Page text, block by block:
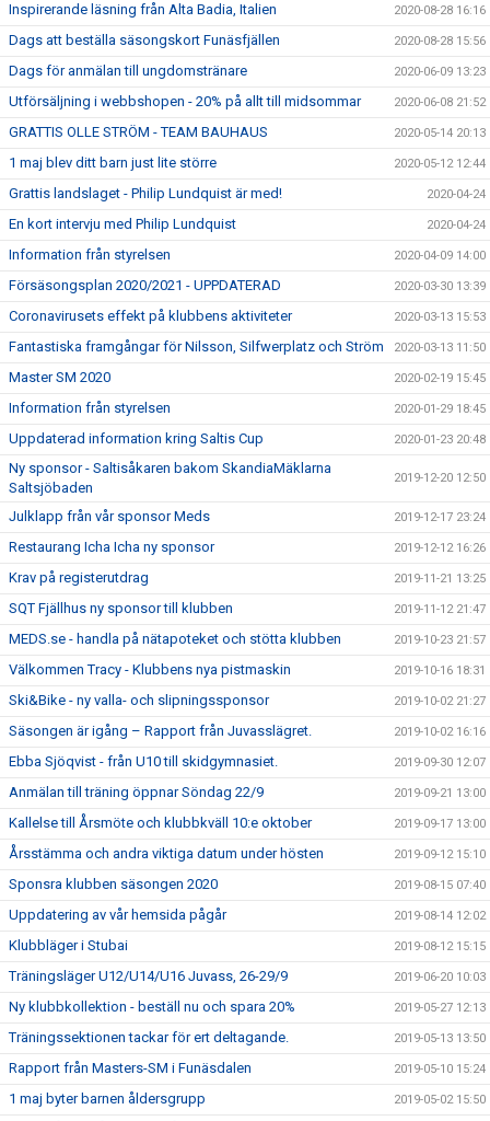
Inspirerande läsning från Alta Badia, Italien 2020-08-28 16:16
Dags att beställa säsongskort Funäsfjällen 2020-08-28 15:56
Dags för anmälan till ungdomstränare 2020-06-09 13:23
Utförsäljning i webbshopen - 20% på allt till midsommar 2020-06-08 21:52
GRATTIS OLLE STRÖM - TEAM BAUHAUS 2020-05-14 20:13
1 maj blev ditt barn just lite större 2020-05-12 12:44
Grattis landslaget - Philip Lundquist är med! 2020-04-24
En kort intervju med Philip Lundquist 2020-04-24
Information från styrelsen 2020-04-09 14:00
Försäsongsplan 2020/2021 - UPPDATERAD 2020-03-30 13:39
Coronavirusets effekt på klubbens aktiviteter 2020-03-13 15:53
Fantastiska framgångar för Nilsson, Silfwerplatz och Ström 2020-03-13 11:50
Master SM 2020 2020-02-19 15:45
Information från styrelsen 2020-01-29 18:45
Uppdaterad information kring Saltis Cup 2020-01-23 20:48
Ny sponsor - Saltisåkaren bakom SkandiaMäklarna
Saltsjöbaden
2019-12-20 12:50
Julklapp från vår sponsor Meds 2019-12-17 23:24
Restaurang Icha Icha ny sponsor 2019-12-12 16:26
Krav på registerutdrag 2019-11-21 13:25
SQT Fjällhus ny sponsor till klubben 2019-11-12 21:47
MEDS.se - handla på nätapoteket och stötta klubben 2019-10-23 21:57
Välkommen Tracy - Klubbens nya pistmaskin 2019-10-16 18:31
Ski&Bike - ny valla- och slipningssponsor 2019-10-02 21:27
Säsongen är igång – Rapport från Juvasslägret. 2019-10-02 16:16
Ebba Sjöqvist - från U10 till skidgymnasiet. 2019-09-30 12:07
Anmälan till träning öppnar Söndag 22/9 2019-09-21 13:00
Kallelse till Årsmöte och klubbkväll 10:e oktober 2019-09-17 13:00
Årsstämma och andra viktiga datum under hösten 2019-09-12 15:10
Sponsra klubben säsongen 2020 2019-08-15 07:40
Uppdatering av vår hemsida pågår 2019-08-14 12:02
Klubbläger i Stubai 2019-08-12 15:15
Träningsläger U12/U14/U16 Juvass, 26-29/9 2019-06-20 10:03
Ny klubbkollektion - beställ nu och spara 20% 2019-05-27 12:13
Träningssektionen tackar för ert deltagande. 2019-05-13 13:50
Rapport från Masters-SM i Funäsdalen 2019-05-10 15:24
1 maj byter barnen åldersgrupp 2019-05-02 15:50